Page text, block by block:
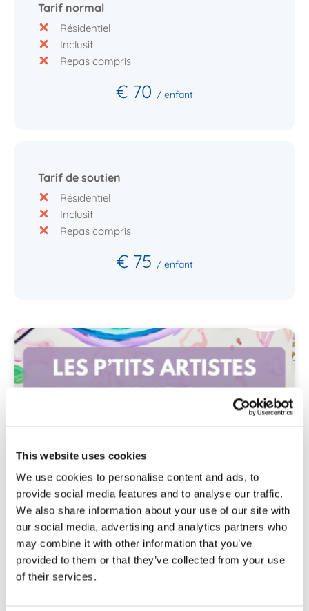
This website uses cookies
We use cookies to personalise content and ads, to
provide social media features and to analyse our traffic.
We also share information about your use of our site with
our social media, advertising and analytics partners who
may combine it with other information that you’ve
provided to them or that they’ve collected from your use
of their services.
Tarif normal
Résidentiel
Inclusif
Repas compris
€ 70 / enfant
Tarif de soutien
Résidentiel
Inclusif
Repas compris
€ 75 / enfant
Activités créatives
Expression artistique (Peinture, Dessin, Sculpture, etc)
La Maison de l'Ecologie
€ 5/ enfant Capacité: 8 places